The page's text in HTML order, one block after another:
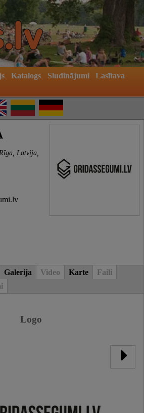
Katalogs Sludinājumi
Lasītava
Latvija,
Galerija Video Karte
Faili
Logo